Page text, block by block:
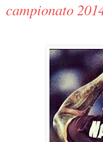
campionato